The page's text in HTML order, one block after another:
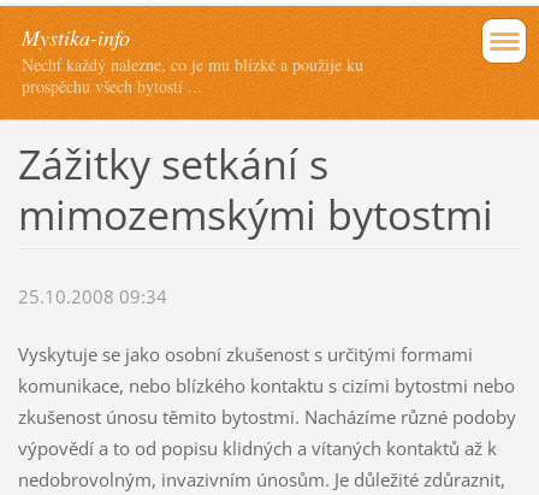
Mystika-info
Nechť každý nalezne, co je mu blízké a použije ku
prospěchu všech bytostí ...
Zážitky setkání s
mimozemskými bytostmi
25.10.2008 09:34
Vyskytuje se jako osobní zkušenost s určitými formami
komunikace, nebo blízkého kontaktu s cizími bytostmi nebo
zkušenost únosu těmito bytostmi. Nacházíme různé podoby
výpovědí a to od popisu klidných a vítaných kontaktů až k
nedobrovolným, invazivním únosům. Je důležité zdůraznit,